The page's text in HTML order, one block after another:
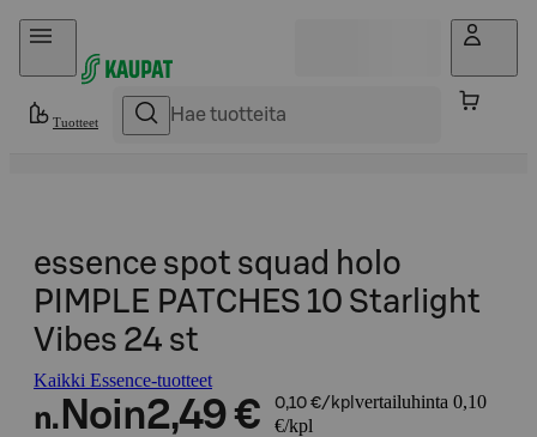
Hyppää sisältöön
Tuotteet
essence spot squad holo
PIMPLE PATCHES 10 Starlight
Vibes 24 st
Kaikki Essence-tuotteet
n. Noin2,49 € 0,10 €/kpl vertailuhinta 0,10
€/kpl